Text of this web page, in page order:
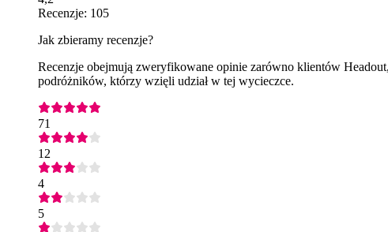
Recenzje: 105
Jak zbieramy recenzje?
Recenzje obejmują zweryfikowane opinie zarówno klientów
podróżników, którzy wzięli udział w tej wycieczce.
71
12
4
5